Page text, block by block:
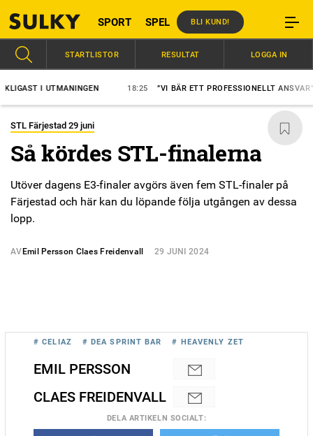
SPORT SPEL BLI KUND!
I UTMANINGEN ”VI BÄR ETT PROFESSIONELLT ANSVAR”
STARTLISTOR RESULTAT LOGGA IN
STL Färjestad 29 juni
Så kördes STL-finalerna
Utöver dagens E3-finaler avgörs även fem STL-finaler på
Färjestad och här kan du löpande följa utgången av dessa
lopp.
AV Emil Persson Claes Freidenvall 29 JUNI 2024
# CELIAZ # DEA SPRINT BAR # HEAVENLY ZET
EMIL PERSSON
CLAES FREIDENVALL
DELA ARTIKELN SOCIALT: